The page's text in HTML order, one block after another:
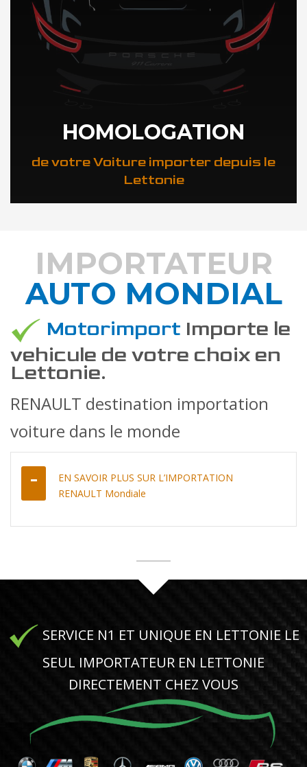
HOMOLOGATION
de votre Voiture importer depuis le
Lettonie
DÉCOUVREZ COMMENT
IMPORTATEUR
AUTO MONDIAL
Motorimport Importe le
vehicule de votre choix en
Lettonie.
RENAULT destination importation
voiture dans le monde
EN SAVOIR PLUS SUR L’IMPORTATION
RENAULT Mondiale
SERVICE N1 ET UNIQUE EN LETTONIE LE
SEUL IMPORTATEUR EN LETTONIE
DIRECTEMENT CHEZ VOUS